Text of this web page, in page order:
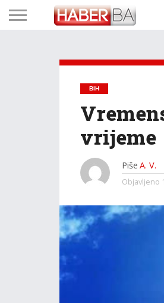
BIH
vrijeme
Piše A. V.
Objavljeno